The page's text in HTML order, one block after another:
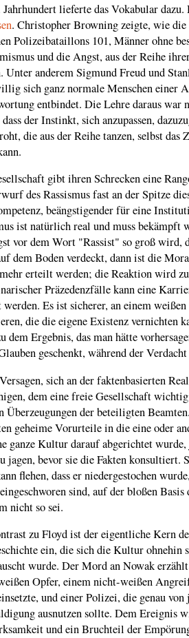
Jahrhundert lieferte das Vokabular
. Christopher Browning zeigte, wie
Polizeibataillons 101, Männer ohne
und die Angst, aus der Reihe
Unter anderem Sigmund Freud und
sich ganz normale Menschen einer
entbindet. Die Lehre daraus war
der Instinkt, sich anzupassen,
die aus der Reihe tanzen, selbst
gibt ihren Schrecken eine
des Rassismus fast an der Spitze
beängstigender für eine
ist natürlich real und muss
vor dem Wort "Rassist" so groß wird,
dem Boden verdeckt, dann ist die
erteilt werden; die Reaktion wird
Präzedenzfälle kann eine
werden. Es ist sicherer, an einem
die die eigene Existenz vernichten
dem Ergebnis, das man hätte
geschenkt, während der
sich an der faktenbasierten
dem eine freie Gesellschaft
Überzeugungen der beteiligten
geheime Vorurteile in die eine oder
ganze Kultur darauf abgerichtet
jagen, bevor sie die Fakten konsultiert.
flehen, dass er niedergestochen
sind, auf der bloßen
nicht so sei.
zu Floyd ist der eigentliche Kern
ein, die sich die Kultur ohnehin
wurde. Der Mord an Nowak
Opfer, einem nicht-weißen
und einer Polizei, die genau
ausnutzen sollte. Dem Ereignis
und ein Bruchteil der